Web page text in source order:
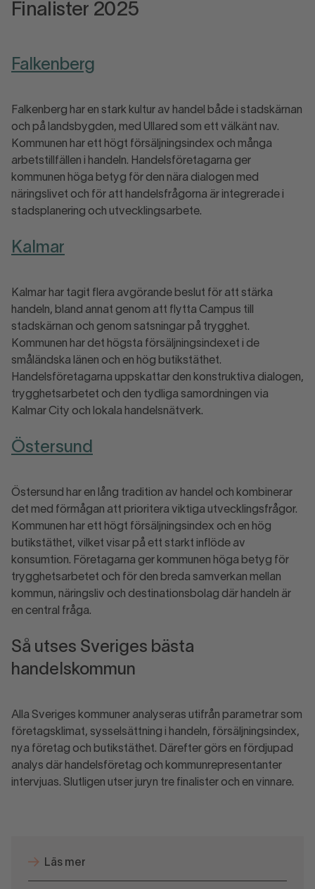
Finalister 2025
Falkenberg
Falkenberg har en stark kultur av handel både i stadskärnan
och på landsbygden, med Ullared som ett välkänt nav.
Kommunen har ett högt försäljningsindex och många
arbetstillfällen i handeln. Handelsföretagarna ger
kommunen höga betyg för den nära dialogen med
näringslivet och för att handelsfrågorna är integrerade i
stadsplanering och utvecklingsarbete.
Kalmar
Kalmar har tagit flera avgörande beslut för att stärka
handeln, bland annat genom att flytta Campus till
stadskärnan och genom satsningar på trygghet.
Kommunen har det högsta försäljningsindexet i de
småländska länen och en hög butikstäthet.
Handelsföretagarna uppskattar den konstruktiva dialogen,
trygghetsarbetet och den tydliga samordningen via
Kalmar City och lokala handelsnätverk.
Östersund
Östersund har en lång tradition av handel och kombinerar
det med förmågan att prioritera viktiga utvecklingsfrågor.
Kommunen har ett högt försäljningsindex och en hög
butikstäthet, vilket visar på ett starkt inflöde av
konsumtion. Företagarna ger kommunen höga betyg för
trygghetsarbetet och för den breda samverkan mellan
kommun, näringsliv och destinationsbolag där handeln är
en central fråga.
Så utses Sveriges bästa
handelskommun
Alla Sveriges kommuner analyseras utifrån parametrar som
företagsklimat, sysselsättning i handeln, försäljningsindex,
nya företag och butikstäthet. Därefter görs en fördjupad
analys där handelsföretag och kommunrepresentanter
intervjuas. Slutligen utser juryn tre finalister och en vinnare.
Läs mer